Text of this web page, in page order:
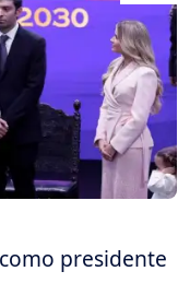
presidente